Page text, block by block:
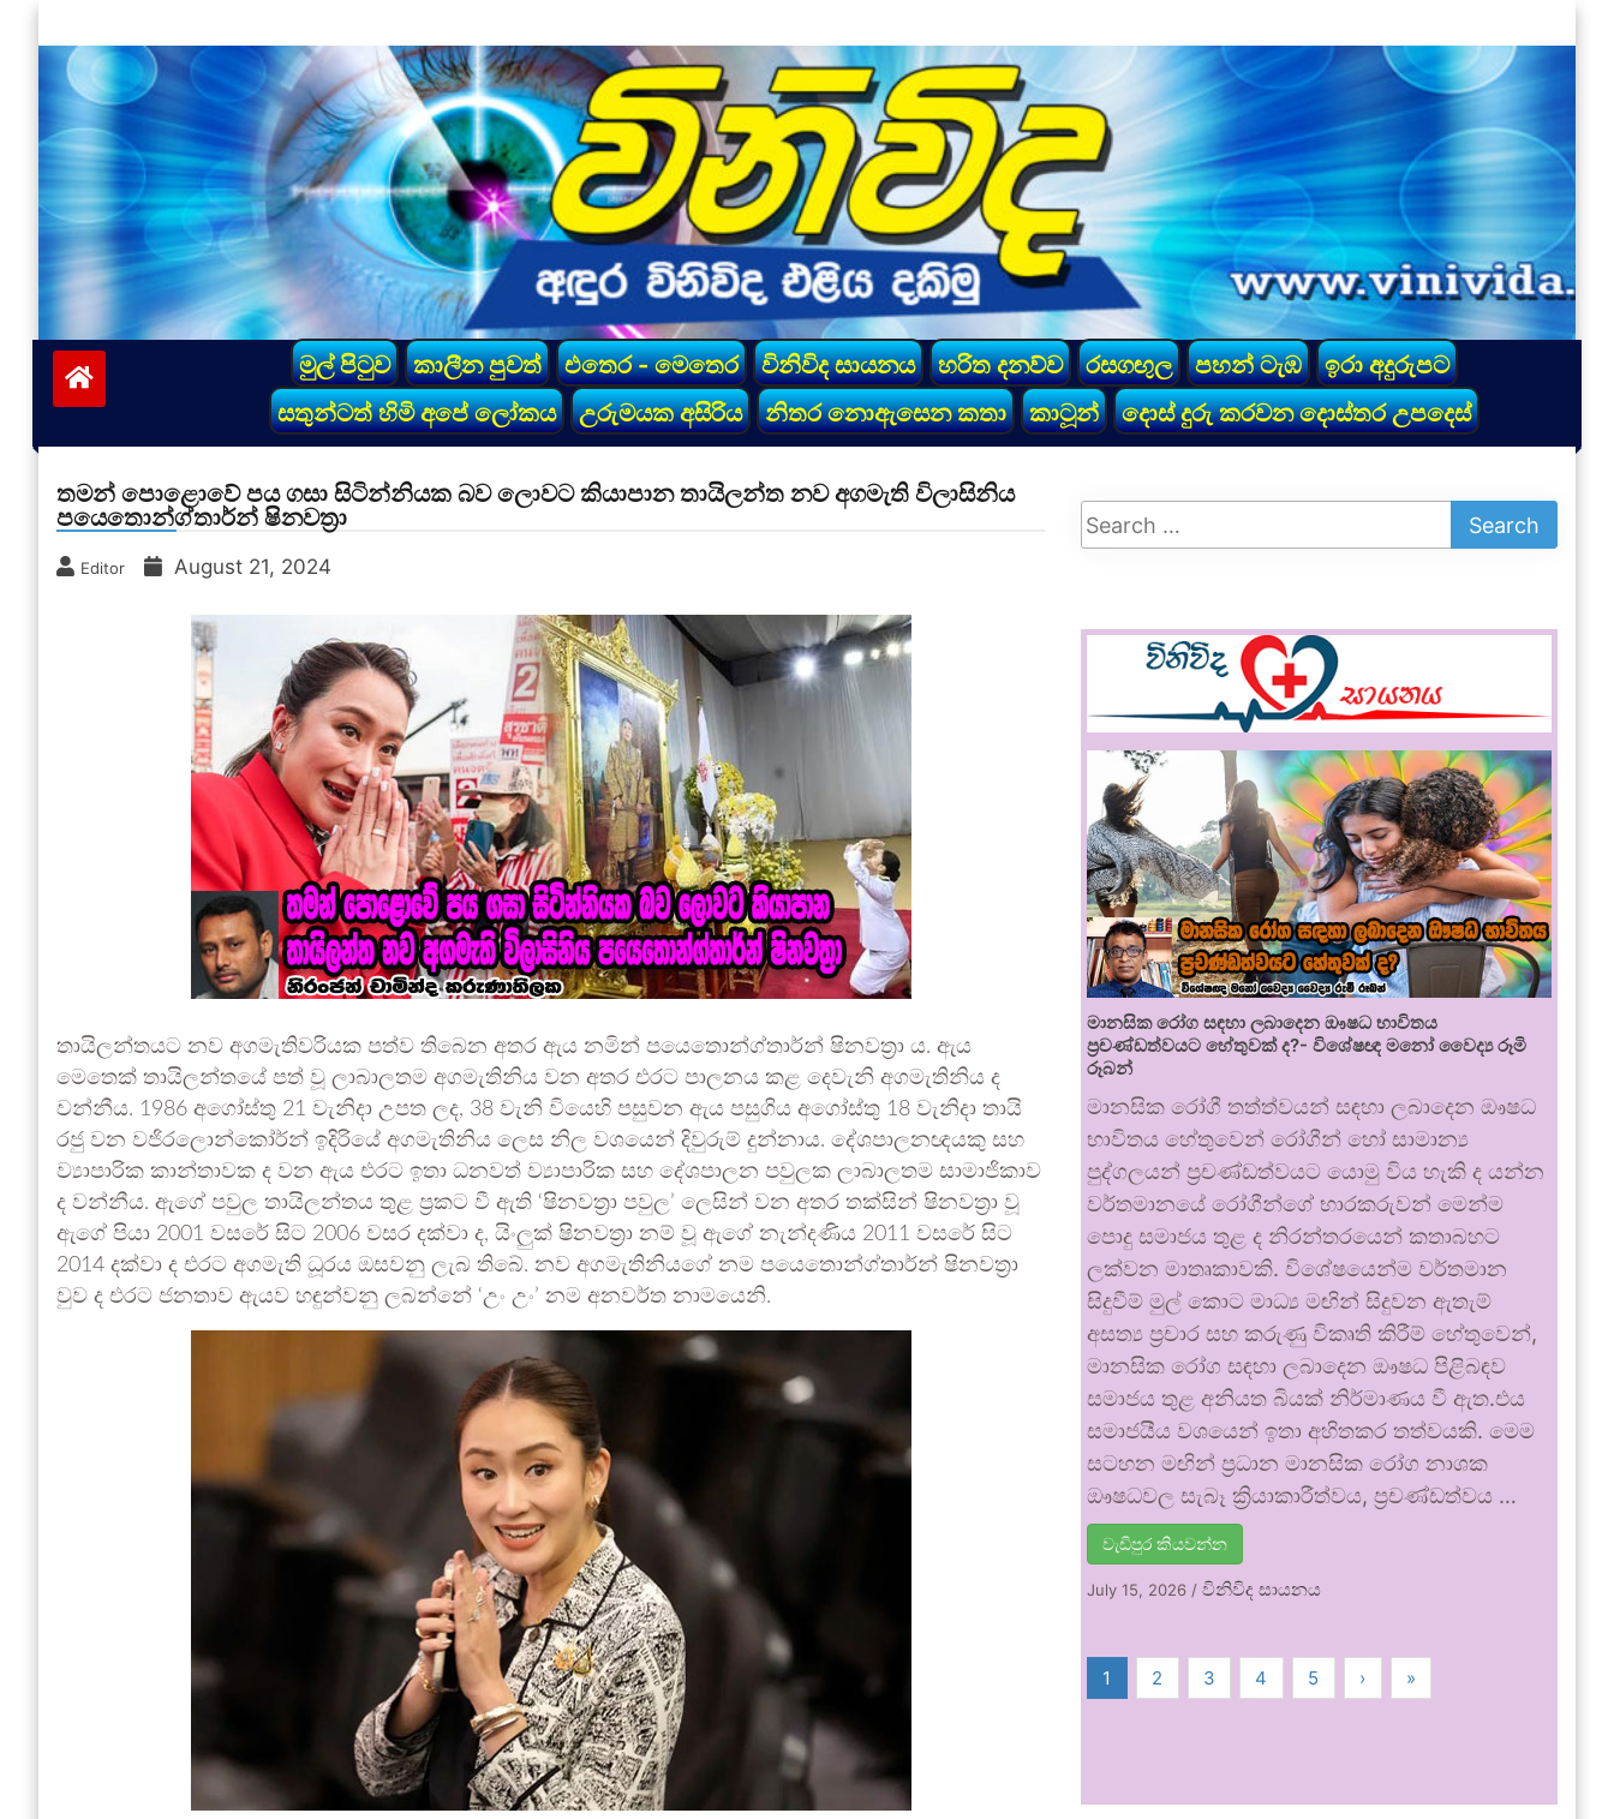
to
content
vinivida.lk
මුල් පිටුව කාලීන පුවත් එතෙර - මෙතෙර විනිවිද සායනය හරිත දනව්ව රසගඟුල පහන් ටැඹ
ඉරා අදුරුපට
සතුන්ටත් හිමි අපේ ලෝකය
උරුමයක අසිරිය නිතර නොඇසෙන කතා කාටූන් දොස් දුරු කරවන දොස්තර උපදෙස්
තමන් පොළොවේ පය ගසා සිටින්නියක බව ලොවට කියාපාන තායිලන්ත නව අගමැති විලාසිනිය
පයෙතොන්ග්තාර්න් ෂිනවත්‍රා
Editor August 21, 2024
තායිලන්තයට නව අගමැතිවරියක පත්ව තිබෙන අතර ඇය නමින් පයෙතොන්ග්තාර්න් ෂිනවත්‍රා ය. ඇය
මෙතෙක් තායිලන්තයේ පත් වූ ලාබාලතම අගමැතිනිය වන අතර එරට පාලනය කළ දෙවැනි අගමැතිනිය ද
වන්නීය. 1986 අගෝස්තු 21 වැනිදා උපත ලද, 38 වැනි වියෙහි පසුවන ඇය පසුගිය අගෝස්තු 18 වැනිදා තායි
රජු වන වජිරලොන්කෝර්න් ඉදිරියේ අගමැතිනිය ලෙස නිල වශයෙන් දිවුරුම් දුන්නාය. දේශපාලනඥයකු සහ
ව්‍යාපාරික කාන්තාවක ද වන ඇය එරට ඉතා ධනවත් ව්‍යාපාරික සහ දේශපාලන පවුලක ලාබාලතම සාමාජිකාව
ද වන්නීය. ඇගේ පවුල තායිලන්තය තුළ ප්‍රකට වී ඇති ‘ෂිනවත්‍රා පවුල’ ලෙසින් වන අතර තක්සින් ෂිනවත්‍රා වූ
ඇගේ පියා 2001 වසරේ සිට 2006 වසර දක්වා ද, යිංලුක් ෂිනවත්‍රා නම් වූ ඇගේ නැන්දණිය 2011 වසරේ සිට
2014 දක්වා ද එරට අගමැති ධූරය ඔසවනු ලැබ තිබේ. නව අගමැතිනියගේ නම පයෙතොන්ග්තාර්න් ෂිනවත්‍රා
වුව ද එරට ජනතාව ඇයව හඳුන්වනු ලබන්නේ ‘උං උං’ නම අනවර්ත නාමයෙනි.
මානසික රෝග සඳහා ලබාදෙන ඖෂධ භාවිතය
ප්‍රචණ්ඩත්වයට හේතුවක් ද?- විශේෂඥ මනෝ වෛද්‍ය රූමි
රූබන්
මානසික රෝගී තත්ත්වයන් සඳහා ලබාදෙන ඖෂධ
භාවිතය හේතුවෙන් රෝගීන් හෝ සාමාන්‍ය
පුද්ගලයන් ප්‍රචණ්ඩත්වයට යොමු විය හැකි ද යන්න
වර්තමානයේ රෝගීන්ගේ භාරකරුවන් මෙන්ම
පොදු සමාජය තුළ ද නිරන්තරයෙන් කතාබහට
ලක්වන මාතෘකාවකි. විශේෂයෙන්ම වර්තමාන
සිදුවීම් මුල් කොට මාධ්‍ය මඟින් සිදුවන ඇතැම්
අසත්‍ය ප්‍රචාර සහ කරුණු විකෘති කිරීම් හේතුවෙන්,
මානසික රෝග සඳහා ලබාදෙන ඖෂධ පිළිබඳව
සමාජය තුළ අනියත බියක් නිර්මාණය වී ඇත.එය
සමාජයීය වශයෙන් ඉතා අහිතකර තත්වයකි. මෙම
සටහන මඟින් ප්‍රධාන මානසික රෝග නාශක
ඖෂධවල සැබෑ ක්‍රියාකාරීත්වය, ප්‍රචණ්ඩත්වය …
වැඩිපුර කියවන්න
July 15, 2026 /විනිවිද සායනය
1 2 3 4 5 › »